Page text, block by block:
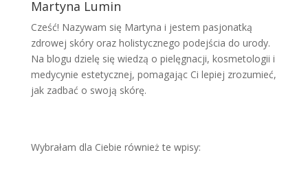
Martyna Lumin
Cześć! Nazywam się Martyna i jestem pasjonatką
zdrowej skóry oraz holistycznego podejścia do urody.
Na blogu dzielę się wiedzą o pielęgnacji, kosmetologii i
medycynie estetycznej, pomagając Ci lepiej zrozumieć,
jak zadbać o swoją skórę.
Wybrałam dla Ciebie również te wpisy: